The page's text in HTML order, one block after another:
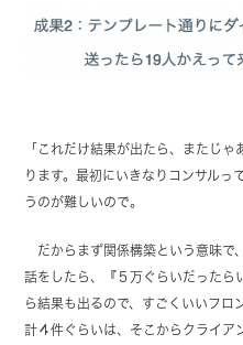
「これだけ結果が出たら、またじ
ります。最初にいきなりコンサルっ
うのが難しいので。
だからまず関係構築という意味で
話をしたら、『５万ぐらいだったら
ら結果も出るので、すごくいいフロ
計４件ぐらいは、そこからクライア